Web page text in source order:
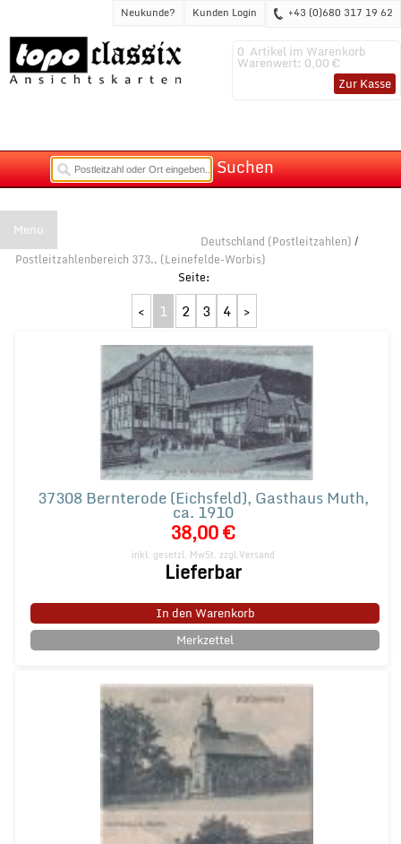
+43 (0)680 317 19 62
Kunden Login
Neukunde?
0 Artikel im Warenkorb
Warenwert: 0,00 €
Zur Kasse
Suchen
Menu
Deutschland (Postleitzahlen) /
Postleitzahlenbereich 373.. (Leinefelde-Worbis)
< 1 2 3 4 >
37308 Bernterode (Eichsfeld), Gasthaus Muth,
ca. 1910
38,00 €
inkl. gesetzl. MwSt. zzgl.Versand
Lieferbar
In den Warenkorb
Merkzettel